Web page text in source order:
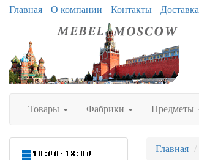
Главная О компании Контакты Доставка
Товары Фабрики Предметы
Главная